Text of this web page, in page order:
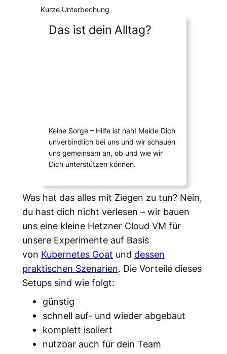
Kurze Unterbechung
Das ist dein Alltag?
Keine Sorge – Hilfe ist nah! Melde Dich
unverbindlich bei uns und wir schauen
uns gemeinsam an, ob und wie wir
Dich unterstützen können.
Was hat das alles mit Ziegen zu tun? Nein,
du hast dich nicht verlesen – wir bauen
uns eine kleine Hetzner Cloud VM für
unsere Experimente auf Basis
von Kubernetes Goat und dessen
praktischen Szenarien. Die Vorteile dieses
Setups sind wie folgt:
günstig
schnell auf- und wieder abgebaut
komplett isoliert
nutzbar auch für dein Team